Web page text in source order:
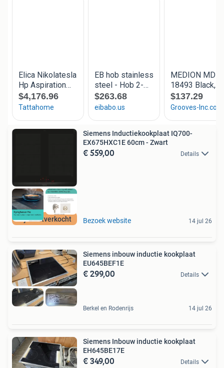
Bijna uitverkocht
Siemens Inductiekookplaat IQ700-
EX675HXC1E 60cm - Zwart
€ 559,00 Details
Bezoek website 14 jul 26
Siemens inbouw inductie kookplaat
EU645BEF1E
€ 299,00 Details
Berkel en Rodenrijs 14 jul 26
Siemens Inbouw inductie kookplaat
EH645BE17E
€ 349,00 Details